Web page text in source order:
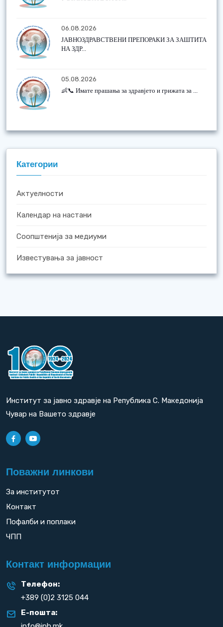
06.08.2026
ЈАВНОЗДРАВСТВЕНИ ПРЕПОРАКИ ЗА ЗАШТИТА
НА ЗДР...
05.08.2026
👶📞 Имате прашања за здравјето и грижата за ...
Категории
Актуелности
Календар на настани
Соопштенија за медиуми
Известувања за јавност
Институт за јавно здравје на Република С. Македонија
Чувар на Вашето здравје
Поважни линкови
За институтот
Контакт
Пофалби и поплаки
ЧПП
Контакт информации
Телефон:
+389 (0)2 3125 044
Е-пошта: